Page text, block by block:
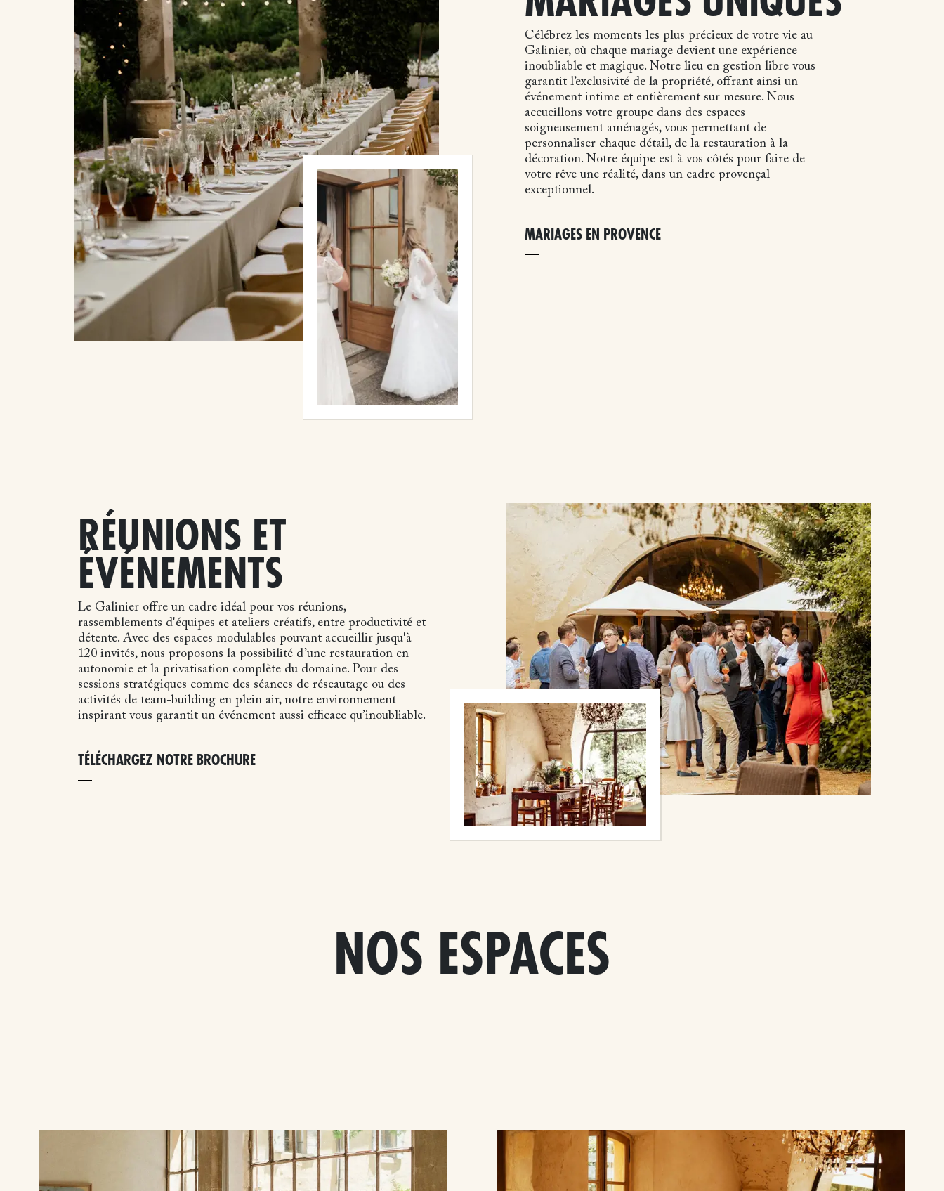
Célébrez les moments les plus précieux de votre vie au
Galinier, où chaque mariage devient une expérience
inoubliable et magique. Notre lieu en gestion libre vous
garantit l’exclusivité de la propriété, offrant ainsi un
événement intime et entièrement sur mesure. Nous
accueillons votre groupe dans des espaces
soigneusement aménagés, vous permettant de
personnaliser chaque détail, de la restauration à la
décoration. Notre équipe est à vos côtés pour faire de
votre rêve une réalité, dans un cadre provençal
exceptionnel.
MARIAGES EN PROVENCE
RÉUNIONS ET
ÉVÉNEMENTS
Le Galinier offre un cadre idéal pour vos réunions,
rassemblements d'équipes et ateliers créatifs, entre productivité et
détente. Avec des espaces modulables pouvant accueillir jusqu'à
120 invités, nous proposons la possibilité d’une restauration en
autonomie et la privatisation complète du domaine. Pour des
sessions stratégiques comme des séances de réseautage ou des
activités de team-building en plein air, notre environnement
inspirant vous garantit un événement aussi efficace qu’inoubliable.
TÉLÉCHARGEZ NOTRE BROCHURE
NOS ESPACES